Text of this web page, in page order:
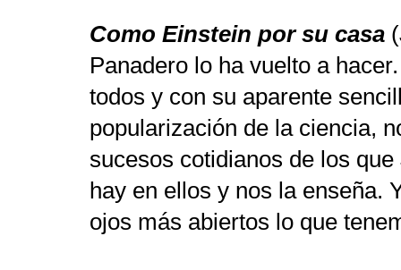
Como Einstein por su casa
Panadero lo ha vuelto a
todos y con su aparente
popularización de la ciencia,
sucesos cotidianos de los
hay en ellos y nos la enseña.
ojos más abiertos lo que